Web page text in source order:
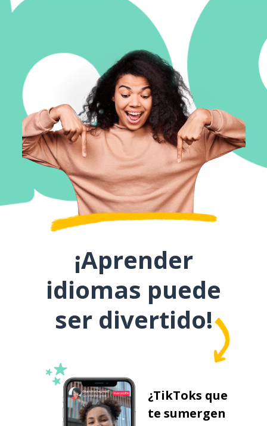
¡Aprender
idiomas puede
ser divertido!
¿TikToks que
te sumergen